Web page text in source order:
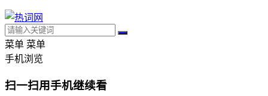
菜单 菜单
手机浏览
扫一扫用手机继续看